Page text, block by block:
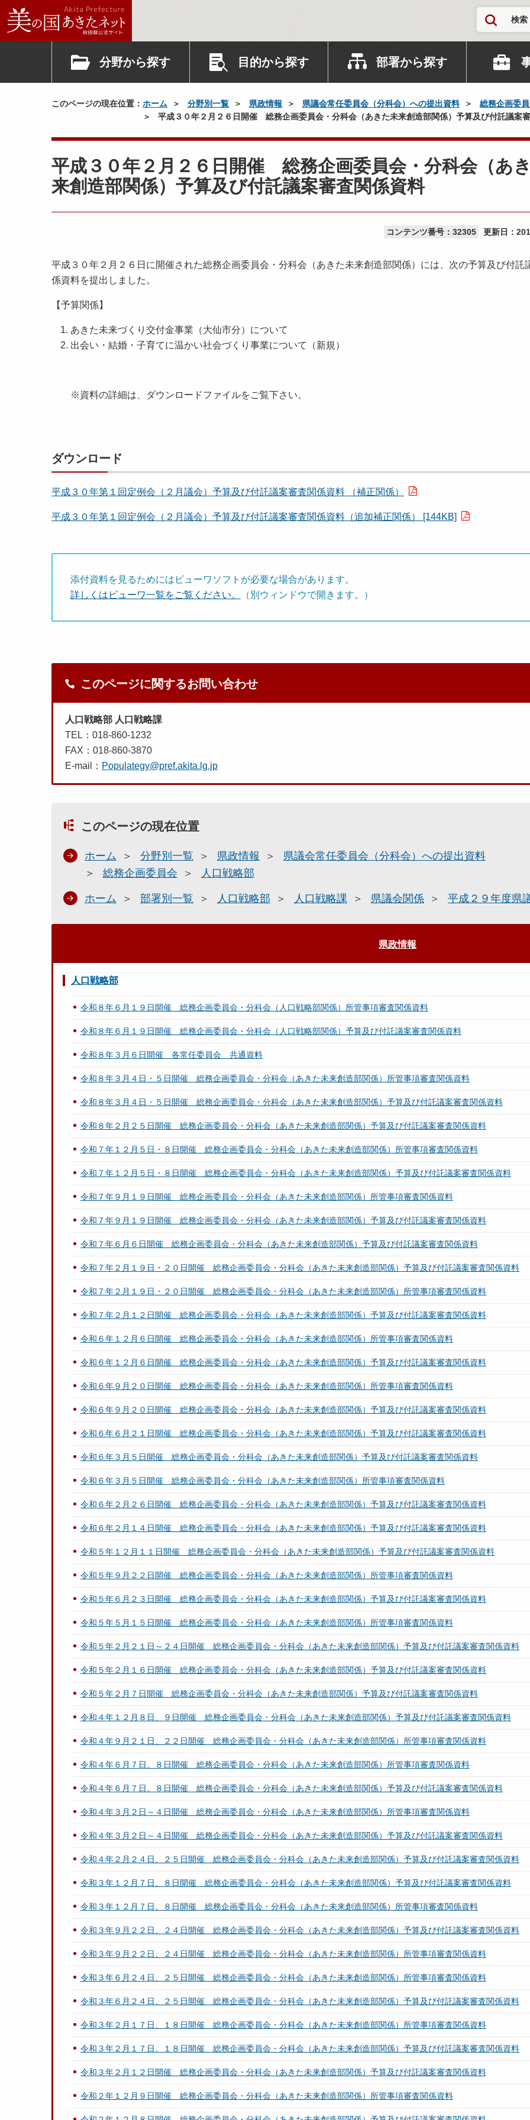
検索
分野から探す 目的から探す 部署から探す
このページの現在位置： ホーム 分野別一覧 県政情報 県議会常任委員会（分科会）への提出資料
総務企画委
平成３０年２月２６日開催 総務企画委員会・分科会（あきた未来創造部関係）予算及び付託議案
平成３０年２月２６日開催 総務企画委員会・分科会（あ
来創造部関係）予算及び付託議案審査関係資料
コンテンツ番号：32305 更新日：
平成３０年２月２６日に開催された総務企画委員会・分科会（あきた未来創造部関係）には、次の予算及び付託
係資料を提出しました。
【予算関係】
あきた未来づくり交付金事業（大仙市分）について
出会い・結婚・子育てに温かい社会づくり事業について（新規）
※資料の詳細は、ダウンロードファイルをご覧下さい。
ダウンロード
平成３０年第１回定例会（２月議会）予算及び付託議案審査関係資料 （補正関係）
平成３０年第１回定例会（２月議会）予算及び付託議案審査関係資料（追加補正関係） [144KB]
添付資料を見るためにはビューワソフトが必要な場合があります。
詳しくはビューワ一覧をご覧ください。
（別ウィンドウで開きます。）
このページに関するお問い合わせ
人口戦略部 人口戦略課
TEL：018-860-1232
FAX：018-860-3870
E-mail： Populategy@pref.akita.lg.jp
このページの現在位置
ホーム 分野別一覧 県政情報
県議会常任委員会（分科会）への提出資料
総務企画委員会
人口戦略部
ホーム 部署別一覧 人口戦略部 人口戦略課 県議会関係 平成２９年度県
県政情報
人口戦略部
令和８年６月１９日開催 総務企画委員会・分科会（人口戦略部関係）所管事項審査関係資料
令和８年６月１９日開催 総務企画委員会・分科会（人口戦略部関係）予算及び付託議案審査関係資料
令和８年３月６日開催 各常任委員会 共通資料
令和８年３月４日・５日開催 総務企画委員会・分科会（あきた未来創造部関係）所管事項審査関係資料
令和８年３月４日・５日開催 総務企画委員会・分科会（あきた未来創造部関係）予算及び付託議案審査関係資料
令和８年２月２５日開催 総務企画委員会・分科会（あきた未来創造部関係）予算及び付託議案審査関係資料
令和７年１２月５日・８日開催 総務企画委員会・分科会（あきた未来創造部関係）所管事項審査関係資料
令和７年１２月５日・８日開催 総務企画委員会・分科会（あきた未来創造部関係）予算及び付託議案審査関係資料
令和７年９月１９日開催 総務企画委員会・分科会（あきた未来創造部関係）所管事項審査関係資料
令和７年９月１９日開催 総務企画委員会・分科会（あきた未来創造部関係）予算及び付託議案審査関係資料
令和７年６月６日開催 総務企画委員会・分科会（あきた未来創造部関係）予算及び付託議案審査関係資料
令和７年２月１９日・２０日開催 総務企画委員会・分科会（あきた未来創造部関係）予算及び付託議案審査関係資料
令和７年２月１９日・２０日開催 総務企画委員会・分科会（あきた未来創造部関係）所管事項審査関係資料
令和７年２月１２日開催 総務企画委員会・分科会（あきた未来創造部関係）予算及び付託議案審査関係資料
令和６年１２月６日開催 総務企画委員会・分科会（あきた未来創造部関係）所管事項審査関係資料
令和６年１２月６日開催 総務企画委員会・分科会（あきた未来創造部関係）予算及び付託議案審査関係資料
令和６年９月２０日開催 総務企画委員会・分科会（あきた未来創造部関係）所管事項審査関係資料
令和６年９月２０日開催 総務企画委員会・分科会（あきた未来創造部関係）予算及び付託議案審査関係資料
令和６年６月２１日開催 総務企画委員会・分科会（あきた未来創造部関係）予算及び付託議案審査関係資料
令和６年３月５日開催 総務企画委員会・分科会（あきた未来創造部関係）予算及び付託議案審査関係資料
令和６年３月５日開催 総務企画委員会・分科会（あきた未来創造部関係）所管事項審査関係資料
令和６年２月２６日開催 総務企画委員会・分科会（あきた未来創造部関係）予算及び付託議案審査関係資料
令和６年２月１４日開催 総務企画委員会・分科会（あきた未来創造部関係）予算及び付託議案審査関係資料
令和５年１２月１１日開催 総務企画委員会・分科会（あきた未来創造部関係）予算及び付託議案審査関係資料
令和５年９月２２日開催 総務企画委員会・分科会（あきた未来創造部関係）所管事項審査関係資料
令和５年６月２３日開催 総務企画委員会・分科会（あきた未来創造部関係）予算及び付託議案審査関係資料
令和５年５月１５日開催 総務企画委員会・分科会（あきた未来創造部関係）所管事項審査関係資料
令和５年２月２１日～２４日開催 総務企画委員会・分科会（あきた未来創造部関係）予算及び付託議案審査関係資料
令和５年２月１６日開催 総務企画委員会・分科会（あきた未来創造部関係）予算及び付託議案審査関係資料
令和５年２月７日開催 総務企画委員会・分科会（あきた未来創造部関係）予算及び付託議案審査関係資料
令和４年１２月８日、９日開催 総務企画委員会・分科会（あきた未来創造部関係）予算及び付託議案審査関係資料
令和４年９月２１日、２２日開催 総務企画委員会・分科会（あきた未来創造部関係）所管事項審査関係資料
令和４年６月７日、８日開催 総務企画委員会・分科会（あきた未来創造部関係）所管事項審査関係資料
令和４年６月７日、８日開催 総務企画委員会・分科会（あきた未来創造部関係）予算及び付託議案審査関係資料
令和４年３月２日～４日開催 総務企画委員会・分科会（あきた未来創造部関係）所管事項審査関係資料
令和４年３月２日～４日開催 総務企画委員会・分科会（あきた未来創造部関係）予算及び付託議案審査関係資料
令和４年２月２４日、２５日開催 総務企画委員会・分科会（あきた未来創造部関係）予算及び付託議案審査関係資料
令和３年１２月７日、８日開催 総務企画委員会・分科会（あきた未来創造部関係）予算及び付託議案審査関係資料
令和３年１２月７日、８日開催 総務企画委員会・分科会（あきた未来創造部関係）所管事項審査関係資料
令和３年９月２２日、２４日開催 総務企画委員会・分科会（あきた未来創造部関係）予算及び付託議案審査関係資料
令和３年９月２２日、２４日開催 総務企画委員会・分科会（あきた未来創造部関係）所管事項審査関係資料
令和３年６月２４日、２５日開催 総務企画委員会・分科会（あきた未来創造部関係）所管事項審査関係資料
令和３年６月２４日、２５日開催 総務企画委員会・分科会（あきた未来創造部関係）予算及び付託議案審査関係資料
令和３年２月１７日、１８日開催 総務企画委員会・分科会（あきた未来創造部関係）所管事項審査関係資料
令和３年２月１７日、１８日開催 総務企画委員会・分科会（あきた未来創造部関係）予算及び付託議案審査関係資料
令和３年２月１２日開催 総務企画委員会・分科会（あきた未来創造部関係）予算及び付託議案審査関係資料
令和２年１２月９日開催 総務企画委員会・分科会（あきた未来創造部関係）所管事項審査関係資料